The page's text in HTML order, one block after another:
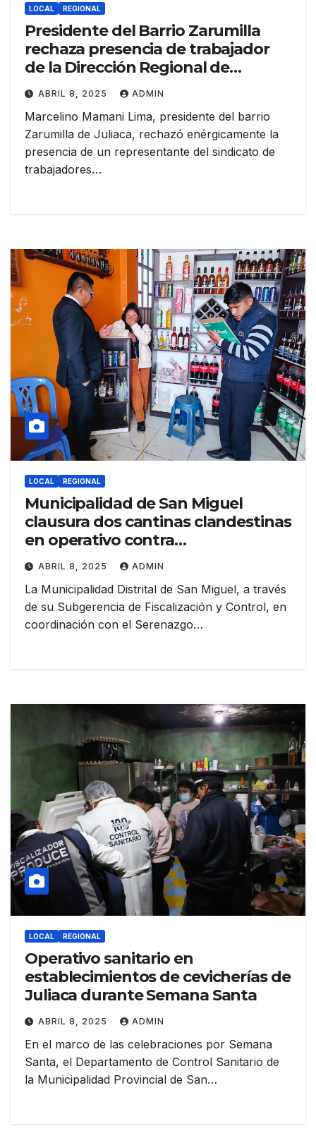
LOCAL REGIONAL
Presidente del Barrio Zarumilla
rechaza presencia de trabajador
de la Dirección Regional de
Transportes sobre terrenos del
COAR
ABRIL 8, 2025 ADMIN
Marcelino Mamani Lima, presidente del barrio
Zarumilla de Juliaca, rechazó enérgicamente la
presencia de un representante del sindicato de
trabajadores…
LOCAL REGIONAL
Municipalidad de San Miguel
clausura dos cantinas clandestinas
en operativo contra
establecimientos ilegales
ABRIL 8, 2025 ADMIN
La Municipalidad Distrital de San Miguel, a través
de su Subgerencia de Fiscalización y Control, en
coordinación con el Serenazgo…
LOCAL REGIONAL
Operativo sanitario en
establecimientos de cevicherías de
Juliaca durante Semana Santa
ABRIL 8, 2025 ADMIN
En el marco de las celebraciones por Semana
Santa, el Departamento de Control Sanitario de
la Municipalidad Provincial de San…